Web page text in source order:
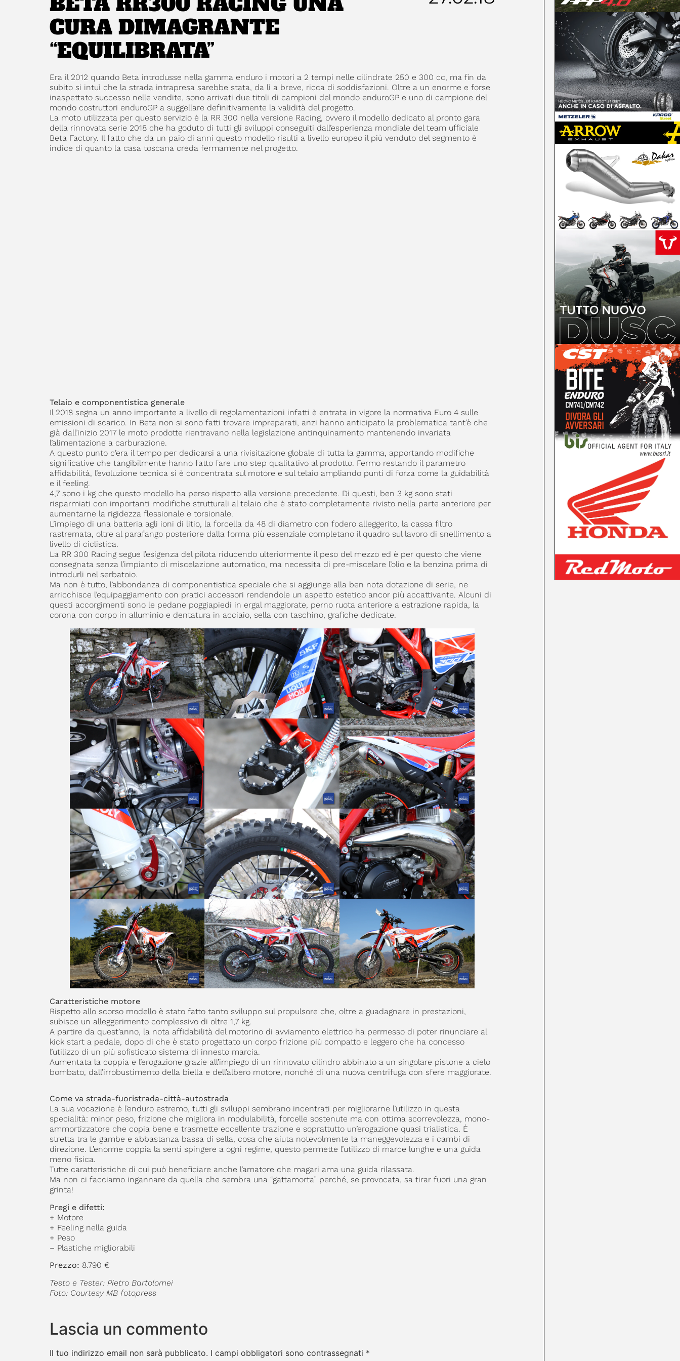
CURA DIMAGRANTE
“EQUILIBRATA”
Era il 2012 quando Beta introdusse nella gamma enduro i motori a 2 tempi nelle cilindrate 250 e 300 cc, ma fin da
subito si intuì che la strada intrapresa sarebbe stata, da lì a breve, ricca di soddisfazioni. Oltre a un enorme e forse
inaspettato successo nelle vendite, sono arrivati due titoli di campioni del mondo enduroGP e uno di campione del
mondo costruttori enduroGP a suggellare definitivamente la validità del progetto.
La moto utilizzata per questo servizio è la RR 300 nella versione Racing, ovvero il modello dedicato al pronto gara
della rinnovata serie 2018 che ha goduto di tutti gli sviluppi conseguiti dall’esperienza mondiale del team ufficiale
Beta Factory. Il fatto che da un paio di anni questo modello risulti a livello europeo il più venduto del segmento è
indice di quanto la casa toscana creda fermamente nel progetto.
Telaio e componentistica generale
Il 2018 segna un anno importante a livello di regolamentazioni infatti è entrata in vigore la normativa Euro 4 sulle
emissioni di scarico. In Beta non si sono fatti trovare impreparati, anzi hanno anticipato la problematica tant’è che
già dall’inizio 2017 le moto prodotte rientravano nella legislazione antinquinamento mantenendo invariata
l’alimentazione a carburazione.
A questo punto c’era il tempo per dedicarsi a una rivisitazione globale di tutta la gamma, apportando modifiche
significative che tangibilmente hanno fatto fare uno step qualitativo al prodotto. Fermo restando il parametro
affidabilità, l’evoluzione tecnica si è concentrata sul motore e sul telaio ampliando punti di forza come la guidabilità
e il feeling.
4,7 sono i kg che questo modello ha perso rispetto alla versione precedente. Di questi, ben 3 kg sono stati
risparmiati con importanti modifiche strutturali al telaio che è stato completamente rivisto nella parte anteriore per
aumentarne la rigidezza flessionale e torsionale.
L’impiego di una batteria agli ioni di litio, la forcella da 48 di diametro con fodero alleggerito, la cassa filtro
rastremata, oltre al parafango posteriore dalla forma più essenziale completano il quadro sul lavoro di snellimento a
livello di ciclistica.
La RR 300 Racing segue l’esigenza del pilota riducendo ulteriormente il peso del mezzo ed è per questo che viene
consegnata senza l’impianto di miscelazione automatico, ma necessita di pre-miscelare l’olio e la benzina prima di
introdurli nel serbatoio.
Ma non è tutto, l’abbondanza di componentistica speciale che si aggiunge alla ben nota dotazione di serie, ne
arricchisce l’equipaggiamento con pratici accessori rendendole un aspetto estetico ancor più accattivante. Alcuni di
questi accorgimenti sono le pedane poggiapiedi in ergal maggiorate, perno ruota anteriore a estrazione rapida, la
corona con corpo in alluminio e dentatura in acciaio, sella con taschino, grafiche dedicate.
Caratteristiche motore
Rispetto allo scorso modello è stato fatto tanto sviluppo sul propulsore che, oltre a guadagnare in prestazioni,
subisce un alleggerimento complessivo di oltre 1,7 kg.
A partire da quest’anno, la nota affidabilità del motorino di avviamento elettrico ha permesso di poter rinunciare al
kick start a pedale, dopo di che è stato progettato un corpo frizione più compatto e leggero che ha concesso
l’utilizzo di un più sofisticato sistema di innesto marcia.
Aumentata la coppia e l’erogazione grazie all’impiego di un rinnovato cilindro abbinato a un singolare pistone a cielo
bombato, dall’irrobustimento della biella e dell’albero motore, nonché di una nuova centrifuga con sfere maggiorate.
Come va strada-fuoristrada-città-autostrada
La sua vocazione è l’enduro estremo, tutti gli sviluppi sembrano incentrati per migliorarne l’utilizzo in questa
specialità: minor peso, frizione che migliora in modulabilità, forcelle sostenute ma con ottima scorrevolezza, mono-
ammortizzatore che copia bene e trasmette eccellente trazione e soprattutto un’erogazione quasi trialistica. È
stretta tra le gambe e abbastanza bassa di sella, cosa che aiuta notevolmente la maneggevolezza e i cambi di
direzione. L’enorme coppia la senti spingere a ogni regime, questo permette l’utilizzo di marce lunghe e una guida
meno fisica.
Tutte caratteristiche di cui può beneficiare anche l’amatore che magari ama una guida rilassata.
Ma non ci facciamo ingannare da quella che sembra una “gattamorta” perché, se provocata, sa tirar fuori una gran
grinta!
Pregi e difetti:
+ Motore
+ Feeling nella guida
+ Peso
– Plastiche migliorabili
Prezzo: 8.790 €
Testo e Tester: Pietro Bartolomei
Foto: Courtesy MB fotopress
Lascia un commento
Il tuo indirizzo email non sarà pubblicato. I campi obbligatori sono contrassegnati *